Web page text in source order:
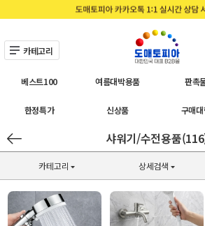
카테고리
베스트100 여름대박용품 판촉
한정특가 신상품 구매
샤워기/수전용품
카테고리 상세검색